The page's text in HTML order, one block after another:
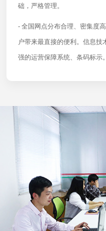
础，严格管理。
- 全国网点分布合理、密集度
户带来最直接的便利。信息
强的运营保障系统、条码标示。